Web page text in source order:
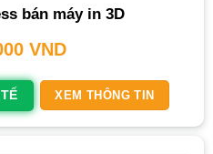
bán máy in 3D
VND
XEM THÔNG TIN